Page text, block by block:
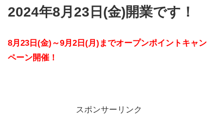
2024年8月23日(金)開業です！
8月23日(金)～9月2日(月)までオープンポイントキャン
ペーン開催！
スポンサーリンク